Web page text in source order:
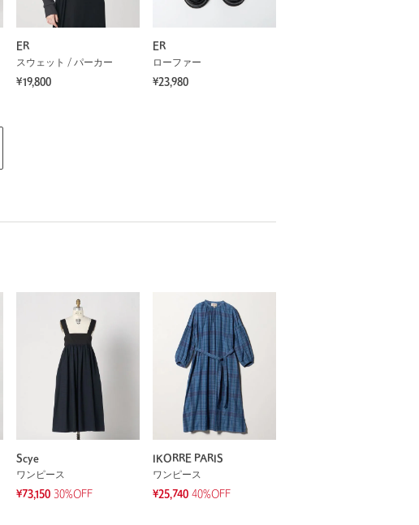
ER
スウェット / パーカー
¥19,800
ER
ローファー
¥23,980
Scye
ワンピース
¥73,150 30%OFF
IKORRE PARIS
ワンピース
¥25,740 40%OFF